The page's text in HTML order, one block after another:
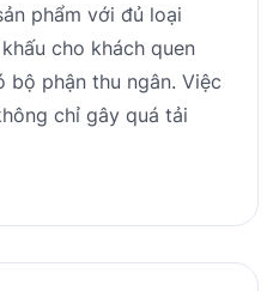
phẩm với đủ loại
cho khách quen
bộ phận thu ngân. Việc
chỉ gây quá tải